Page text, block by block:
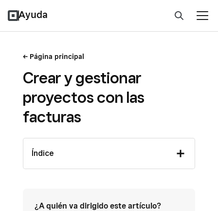
Ayuda
Página principal
Crear y gestionar
proyectos con las
facturas
Índice
¿A quién va dirigido este artículo?